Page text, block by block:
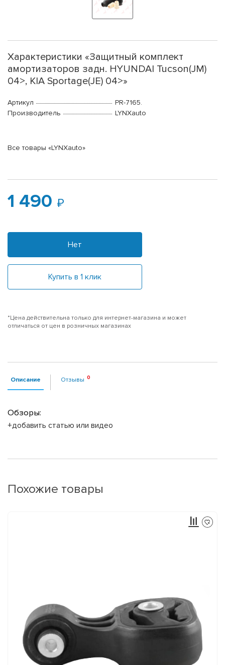
Характеристики «Защитный комплект
амортизаторов задн. HYUNDAI Tucson(JM)
04>, KIA Sportage(JE) 04>»
Артикул
PR-7165.
Производитель
LYNXauto
Все товары «LYNXauto»
1 490
Нет
Купить в 1 клик
*Цена действительна только для интернет-магазина и может
отличаться от цен в розничных магазинах
Описание Отзывы
Обзоры:
+добавить статью или видео
Похожие товары